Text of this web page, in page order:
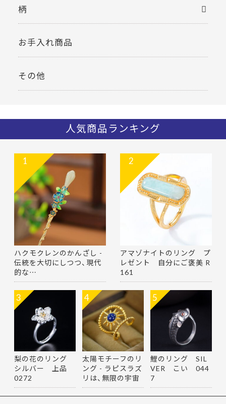
柄
お手入れ商品
その他
人気商品ランキング
ハクモクレンのかんざし -
伝統を大切にしつつ、現代
的な…
1
アマゾナイトのリング プ
レゼント 自分にご褒美 R
161
2
梨の花のリング
シルバー 上品
0272
3
太陽モチーフのリ
ング - ラピスラズ
リは、無限の宇宙
を思…
4
鯉のリング SIL
VER こい 044
7
5